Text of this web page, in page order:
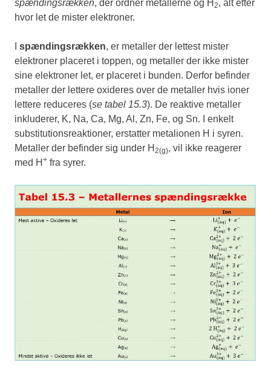
spændingsrækken, der ordner metallerne og H 2, alt efter
hvor let de mister elektroner.
spændingsrækken, er metaller der lettest mister
elektroner placeret i toppen, og metaller der ikke mister
sine elektroner let, er placeret i bunden. Derfor befinder
metaller der lettere oxideres over de metaller hvis ioner
lettere reduceres (se tabel 15.3). De reaktive metaller
inkluderer, K, Na, Ca, Mg, Al, Zn, Fe, og Sn. I enkelt
substitutionsreaktioner, erstatter metalionen H i syren.
Metaller der befinder sig under H 2(g), vil ikke reagerer
med H + fra syrer.